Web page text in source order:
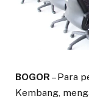
BOGOR – Para
Kembang,